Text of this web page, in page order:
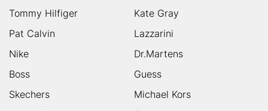
Tommy Hilfiger
Kate Gray
Pat Calvin
Lazzarini
Nike
Dr.Martens
Boss
Guess
Skechers
Michael Kors